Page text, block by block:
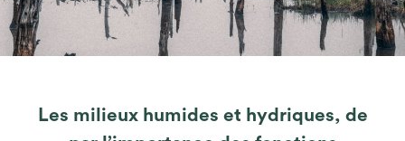
Les milieux humides et hydriques, de